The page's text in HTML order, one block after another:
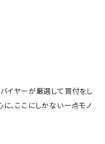
イヤーが厳選して買付をし
、ここにしかない一点モノ